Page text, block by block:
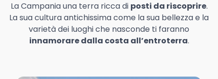
La Campania una terra ricca di posti da riscoprire.
La sua cultura antichissima come la sua bellezza e la
varietà dei luoghi che nasconde ti faranno
innamorare dalla costa all’entroterra.